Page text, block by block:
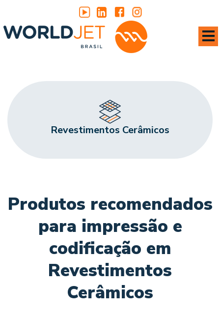
Revestimentos Cerâmicos
Produtos recomendados
para impressão e
codificação em
Revestimentos
Cerâmicos